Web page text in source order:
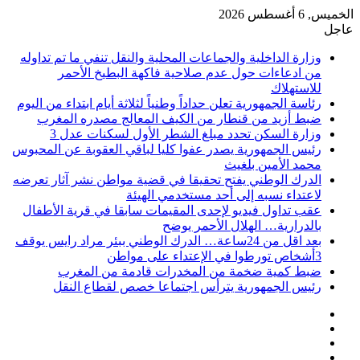
الخميس, 6 أغسطس 2026
عاجل
وزارة الداخلية والجماعات المحلية والنقل تنفي ما تم تداوله
من ادعاءات حول عدم صلاحية فاكهة البطيخ الأحمر
للاستهلاك
رئاسة الجمهورية تعلن حداداً وطنياً لثلاثة أيام ابتداء من اليوم
ضبط أزيد من قنطار من الكيف المعالج مصدره المغرب
وزارة السكن تحدد مبلغ الشطر الأول لسكنات عدل 3
رئيس الجمهورية يصدر عفوا كليا لباقي العقوبة عن المحبوس
محمد الأمين بلغيث
الدرك الوطني يفتح تحقيقا في قضية مواطن نشر آثار تعرضه
لاعتداء نسبه إلى أحد مستخدمي الهيئة
عقب تداول فيديو لإحدى المقيمات سابقا في قرية الأطفال
بالدرارية… الهلال الأحمر يوضح
بعد اقل من 24ساعة… الدرك الوطني ببئر مراد رايس يوقف
3أشخاص تورطوا في الإعتداء على مواطن
ضبط كمية ضخمة من المخدرات قادمة من المغرب
رئيس الجمهورية يترأس اجتماعا خصص لقطاع النقل